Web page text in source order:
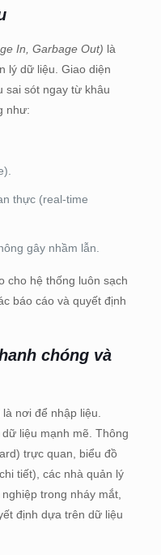
In, Garbage Out) là
lý dữ liệu. Giao diện
sai sót ngay từ khâu
như:
thực (real-time
gây nhầm lẫn.
cho hệ thống luôn sạch
báo cáo và quyết định
chóng và
nơi để nhập liệu.
liệu mạnh mẽ. Thông
trực quan, biểu đồ
tiết), các nhà quản lý
trong nháy mắt,
định dựa trên dữ liệu